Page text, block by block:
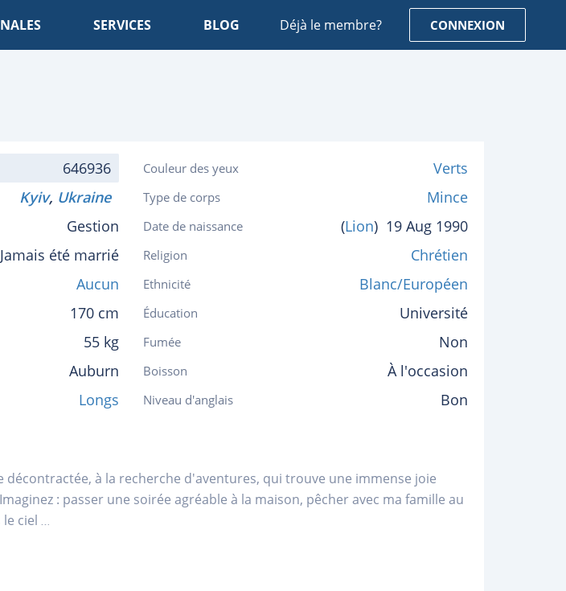
SERVICES BLOG Déjà le membre? CONNEXION
646936
Kyiv, Ukraine
Gestion
Jamais été marrié
Aucun
170 cm
55 kg
Auburn
Longs
Couleur des yeux Verts
Type de corps Mince
Date de naissance (Lion) 19 Aug 1990
Religion Chrétien
Ethnicité Blanc/Européen
Éducation Université
Fumée Non
Boisson À l'occasion
Niveau d'anglais Bon
décontractée, à la recherche d'aventures, qui trouve une immense joie
: passer une soirée agréable à la maison, pêcher avec ma famille au
ciel ...